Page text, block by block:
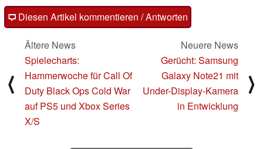
Diesen Artikel kommentieren / Antworten
⟨
Ältere News
Spielecharts:
Hammerwoche für Call Of
Duty Black Ops Cold War
auf PS5 und Xbox Series
X/S
Neuere News
Gerücht: Samsung
Galaxy Note21 mit
Under-Display-Kamera
in Entwicklung
⟩